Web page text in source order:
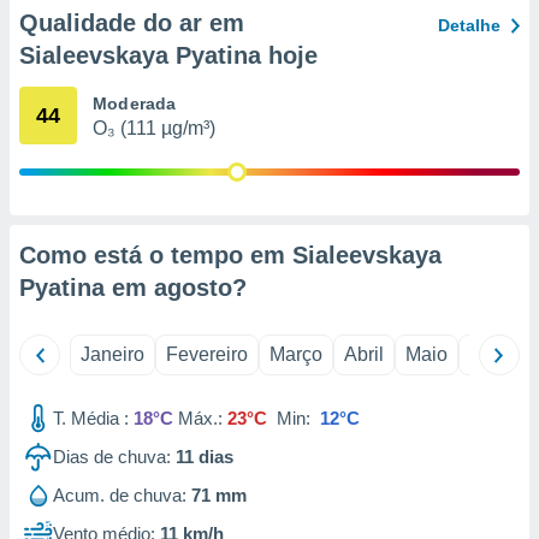
qual se
tal,
seu
ou opor-
na
ou aceder
num
para
Qualidade do ar em
Sialeevskaya Pyatina hoje
Detalhe
44 Moderada
O₃ (111 µg/m³)
Como está o tempo em Sialeevskaya
Pyatina em agosto?
Janeiro Fevereiro Março Abril Maio Junho
T. Média : 18°C Máx.: 23°C Min: 12°C
Dias de chuva: 11 dias
Acum. de chuva: 71 mm
Vento médio: 11 km/h